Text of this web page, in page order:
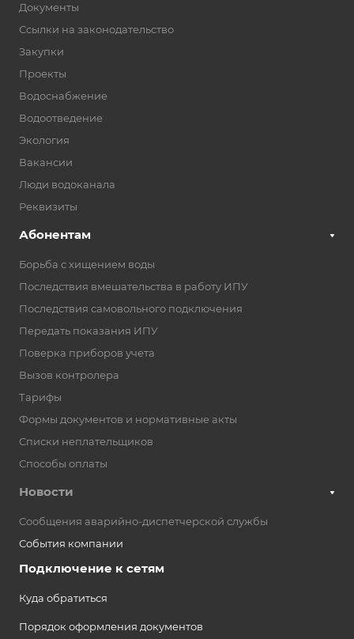
Документы
Ссылки на законодательство
Закупки
Проекты
Водоснабжение
Водоотведение
Экология
Вакансии
Люди водоканала
Реквизиты
Абонентам
Борьба с хищением воды
Последствия вмешательства в работу ИПУ
Последствия самовольного подключения
Передать показания ИПУ
Поверка приборов учета
Вызов контролера
Тарифы
Формы документов и нормативные акты
Списки неплательщиков
Способы оплаты
Новости
Сообщения аварийно-диспетчерской службы
События компании
Подключение к сетям
Куда обратиться
Порядок оформления документов